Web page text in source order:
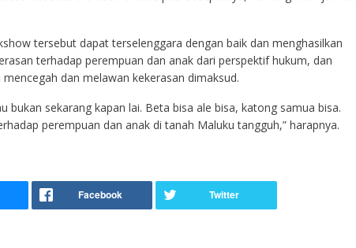
tersebut dapat terselenggara dengan baik dan menghasilkan
terhadap perempuan dan anak dari perspektif hukum, dan
dan melawan kekerasan dimaksud.
bukan sekarang kapan lai. Beta bisa ale bisa, katong samua bisa.
perempuan dan anak di tanah Maluku tangguh,” harapnya.